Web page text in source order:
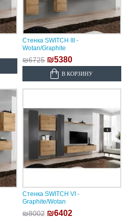
Стенка SWITCH III -
Wotan/Graphite
₪6725 ₪5380
В КОРЗИНУ
Стенка SWITCH VI -
Graphite/Wotan
₪8002 ₪6402